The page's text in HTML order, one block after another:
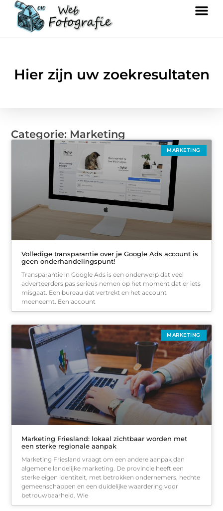
Hier zijn uw zoekresultaten
Categorie: Marketing
MARKETING
Volledige transparantie over je Google Ads account is
geen onderhandelingspunt!
Transparantie in Google Ads is een onderwerp dat veel
adverteerders pas serieus nemen op het moment dat er iets
misgaat. Een bureau dat vertrekt en het account
meeneemt. Een account
MARKETING
Marketing Friesland: lokaal zichtbaar worden met
een sterke regionale aanpak
Marketing Friesland vraagt om een andere aanpak dan
algemene landelijke marketing. De provincie heeft een
sterke eigen identiteit, met betrokken ondernemers, hechte
gemeenschappen en een duidelijke waardering voor
betrouwbaarheid. Wie